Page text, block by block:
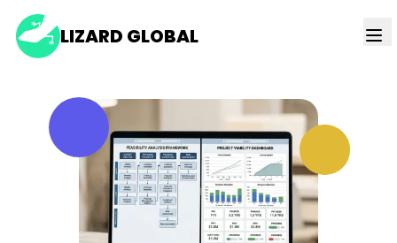
LIZARD GLOBAL